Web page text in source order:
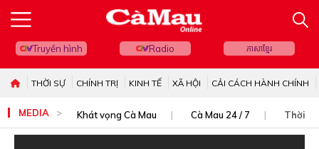
Truyền hình Radio ភាសាខ្មែរ
THỜI SỰ CHÍNH TRỊ KINH TẾ XÃ HỘI CẢI CÁCH HÀNH CHÍNH
MEDIA Khát vọng Cà Mau Cà Mau 24 / 7 Thời sự